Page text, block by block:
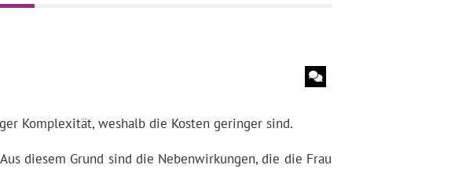
Komplexität, weshalb die Kosten geringer sind.
diesem Grund sind die Nebenwirkungen, die die Frau